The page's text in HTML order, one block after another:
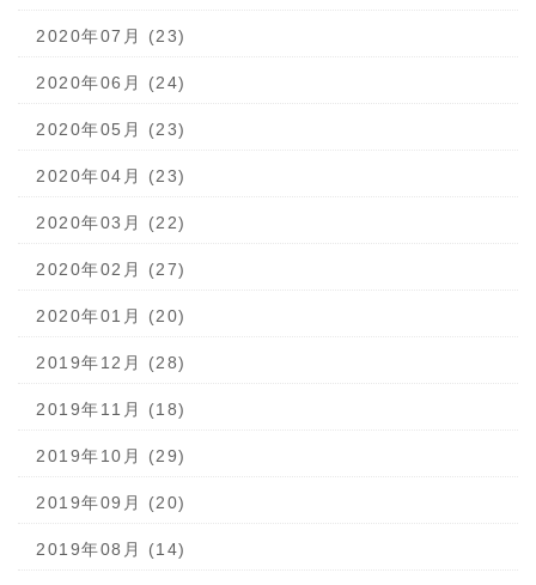
2020年07月 (23)
2020年06月 (24)
2020年05月 (23)
2020年04月 (23)
2020年03月 (22)
2020年02月 (27)
2020年01月 (20)
2019年12月 (28)
2019年11月 (18)
2019年10月 (29)
2019年09月 (20)
2019年08月 (14)